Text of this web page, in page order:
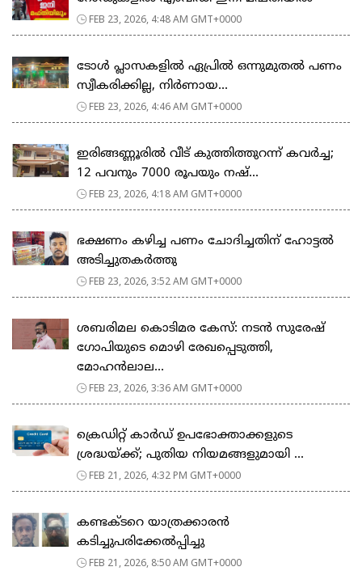
FEB 23, 2026, 4:48 AM GMT+0000
ടോള്‍ പ്ലാസകളില്‍ ഏപ്രില്‍ ഒന്നുമുതല്‍ പണം
സ്വീകരിക്കില്ല, നിര്‍ണായ...
FEB 23, 2026, 4:46 AM GMT+0000
ഇരിങ്ങണ്ണൂരിൽ വീട് കുത്തിത്തുറന്ന് കവർച്ച;
12 പവനും 7000 രൂപയും നഷ്...
FEB 23, 2026, 4:18 AM GMT+0000
ഭക്ഷണം കഴിച്ച പണം ചോദിച്ചതിന് ഹോട്ടൽ
അടിച്ചുതകർത്തു
FEB 23, 2026, 3:52 AM GMT+0000
ശബരിമല കൊടിമര കേസ്: നടൻ സുരേഷ്
ഗോപിയുടെ മൊഴി രേഖപ്പെടുത്തി,
മോഹൻലാല...
FEB 23, 2026, 3:36 AM GMT+0000
ക്രെഡിറ്റ് കാർഡ് ഉപഭോക്താക്കളുടെ
ശ്രദ്ധയ്ക്ക്; പുതിയ നിയമങ്ങളുമായി ...
FEB 21, 2026, 4:32 PM GMT+0000
കണ്ടക്ടറെ യാത്രക്കാരൻ
കടിച്ചുപരിക്കേൽപ്പിച്ചു
FEB 21, 2026, 8:50 AM GMT+0000